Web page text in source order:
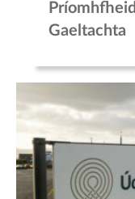
Gaeltachta